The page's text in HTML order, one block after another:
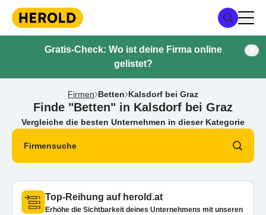
Gratis-Check: Wo ist deine Firma online
gelistet?
Firmen Betten Kalsdorf bei Graz
Finde "Betten" in Kalsdorf bei Graz
Vergleiche die besten Unternehmen in dieser Kategorie
Firmensuche
Top-Reihung auf herold.at
Erhöhe die Sichtbarkeit deines Unternehmens mit unseren